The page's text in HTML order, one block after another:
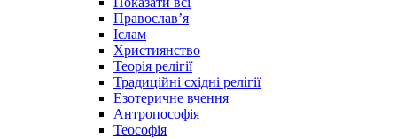
Православ’я
Іслам
Християнство
Теорія релігії
Традиційні східні релігії
Езотеричне вчення
Антропософія
Теософія